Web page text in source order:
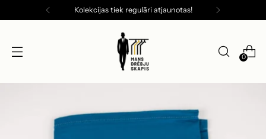
Kolekcijas tiek regulāri atjaunotas!
0